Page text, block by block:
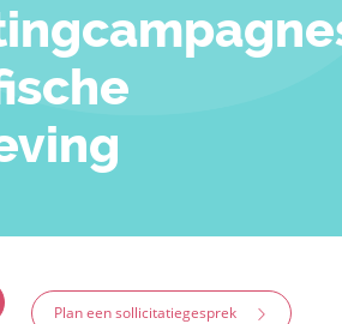
Plan een sollicitatiegesprek